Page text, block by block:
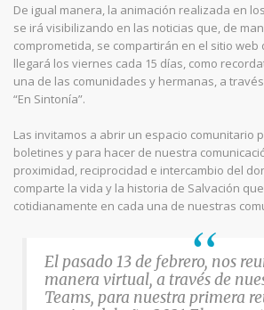
De igual manera, la animación realizada en
se irá visibilizando en las noticias que, de
comprometida, se compartirán en el sitio web
llegará los viernes cada 15 días, como
una de las comunidades y hermanas, a
“En Sintonía”.
Las invitamos a abrir un espacio comunitario
boletines y para hacer de nuestra
proximidad, reciprocidad e intercambio del
comparte la vida y la historia de Salvación
cotidianamente en cada una de nuestras
El pasado 13 de febrero, nos
manera virtual, a través de
Teams, para nuestra primera